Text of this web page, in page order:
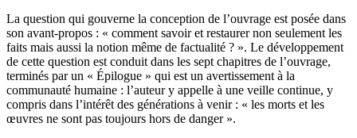
La question qui gouverne la conception de l’ouvrage est posée dans
son avant-propos : « comment savoir et restaurer non seulement les
faits mais aussi la notion même de factualité ? ». Le développement
de cette question est conduit dans les sept chapitres de l’ouvrage,
terminés par un « Épilogue » qui est un avertissement à la
communauté humaine : l’auteur y appelle à une veille continue, y
compris dans l’intérêt des générations à venir : « les morts et les
œuvres ne sont pas toujours hors de danger ».